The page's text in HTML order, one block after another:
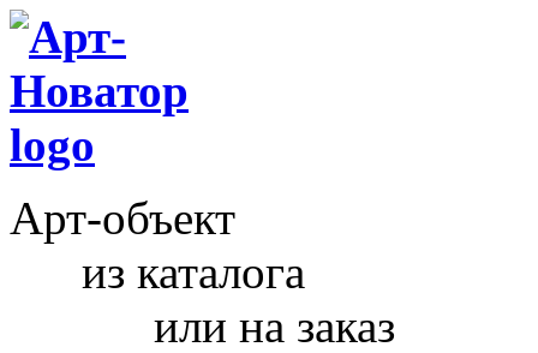
Арт-объект
из каталога
или на заказ